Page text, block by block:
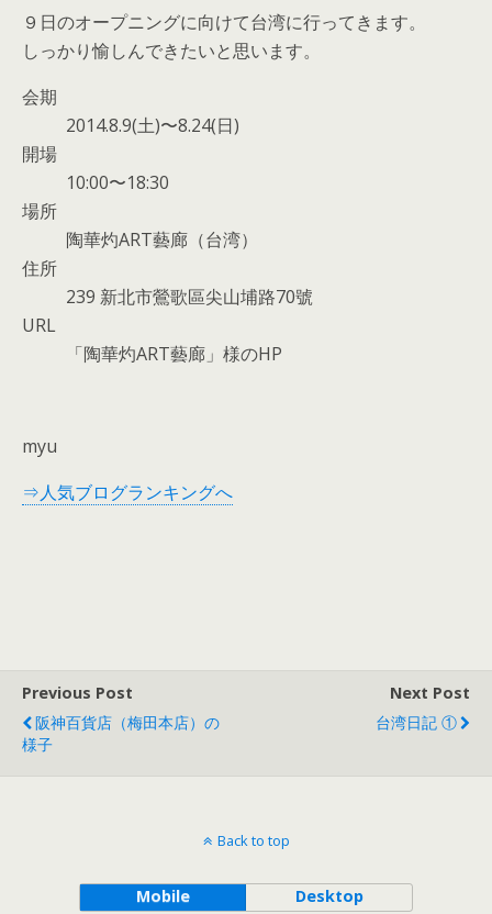
９日のオープニングに向けて台湾に行ってきます。
しっかり愉しんできたいと思います。
会期
2014.8.9(土)〜8.24(日)
開場
10:00〜18:30
場所
陶華灼ART藝廊（台湾）
住所
239 新北市鶯歌區尖山埔路70號
URL
「陶華灼ART藝廊」様のHP
myu
⇒人気ブログランキングへ
Previous Post
阪神百貨店（梅田本店）の
様子
Next Post
台湾日記 ①
Back to top
Mobile Desktop